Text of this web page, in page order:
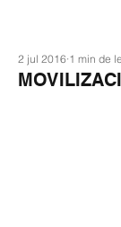
2 jul 2016 1 min de